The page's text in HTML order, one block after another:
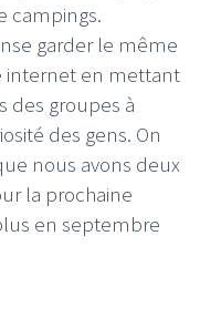
campings.
garder le même
internet en mettant
des groupes à
des gens. On
nous avons deux
la prochaine
en septembre